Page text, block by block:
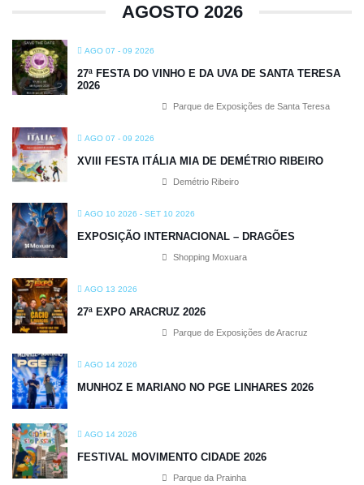
AGOSTO 2026
AGO 07 - 09 2026
27ª FESTA DO VINHO E DA UVA DE SANTA TERESA
2026
Parque de Exposições de Santa Teresa
AGO 07 - 09 2026
XVIII FESTA ITÁLIA MIA DE DEMÉTRIO RIBEIRO
Demétrio Ribeiro
AGO 10 2026 - SET 10 2026
EXPOSIÇÃO INTERNACIONAL – DRAGÕES
Shopping Moxuara
AGO 13 2026
27ª EXPO ARACRUZ 2026
Parque de Exposições de Aracruz
AGO 14 2026
MUNHOZ E MARIANO NO PGE LINHARES 2026
AGO 14 2026
FESTIVAL MOVIMENTO CIDADE 2026
Parque da Prainha